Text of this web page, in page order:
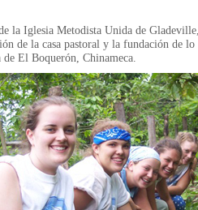
la Iglesia Metodista Unida de
de la casa pastoral y la fundación de
El Boquerón, Chinameca.